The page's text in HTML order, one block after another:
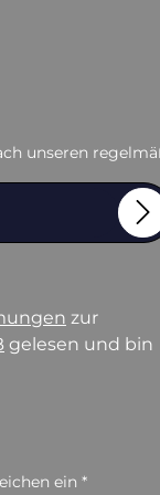
unseren
zur
gelesen und bin
ein *